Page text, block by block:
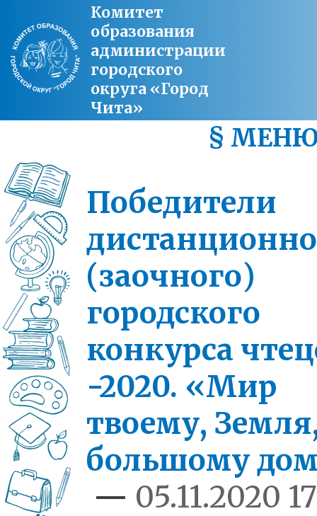
Комитет
образования
администрации
городского
округа «Город
Чита»
§
Победители
(заочного)
городского
конкурса
-2020. «Мир
твоему,
большому
— 05.11.2020